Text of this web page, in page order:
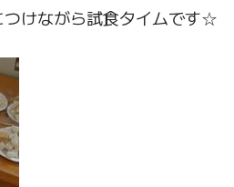
けながら試食タイムです☆